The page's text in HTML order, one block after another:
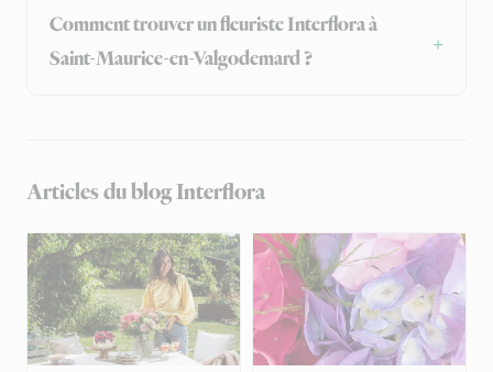
Comment trouver un fleuriste Interflora à
Saint-Maurice-en-Valgodemard ?
Articles du blog Interflora